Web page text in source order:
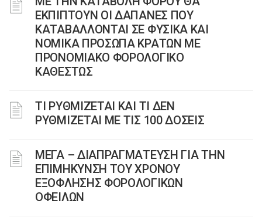
ΕΚΠΙΠΤΟΥΝ ΟΙ ΔΑΠΑΝΕΣ ΠΟΥ
ΚΑΤΑΒΑΛΛΟΝΤΑΙ ΣΕ ΦΥΣΙΚΑ ΚΑΙ
ΝΟΜΙΚΑ ΠΡΟΣΩΠΑ ΚΡΑΤΩΝ ΜΕ
ΠΡΟΝΟΜΙΑΚΟ ΦΟΡΟΛΟΓΙΚΟ
ΚΑΘΕΣΤΩΣ
ΤΙ ΡΥΘΜΙΖΕΤΑΙ ΚΑΙ ΤΙ ΔΕΝ
ΡΥΘΜΙΖΕΤΑΙ ΜΕ ΤΙΣ 100 ΔΟΣΕΙΣ
ΜΕΓΑ – ΔΙΑΠΡΑΓΜΑΤΕΥΣΗ ΓΙΑ ΤΗΝ
ΕΠΙΜΗΚΥΝΣΗ ΤΟΥ ΧΡΟΝΟΥ
ΕΞΟΦΛΗΣΗΣ ΦΟΡΟΛΟΓΙΚΩΝ
ΟΦΕΙΛΩΝ